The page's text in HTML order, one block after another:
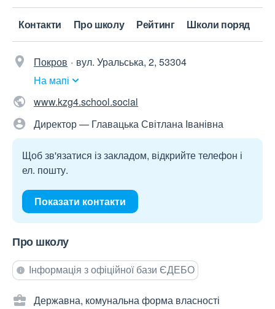
Контакти Про школу Рейтинг Школи поряд
Покров
вул. Уральська, 2, 53304
На мапі
www.kzg4.school.social
Директор — Главацька Світлана Іванівна
Щоб зв'язатися із закладом, відкрийте телефон і
ел. пошту.
Показати контакти
Про школу
Інформація з офіційної бази ЄДЕБО
Державна, комунальна форма власності